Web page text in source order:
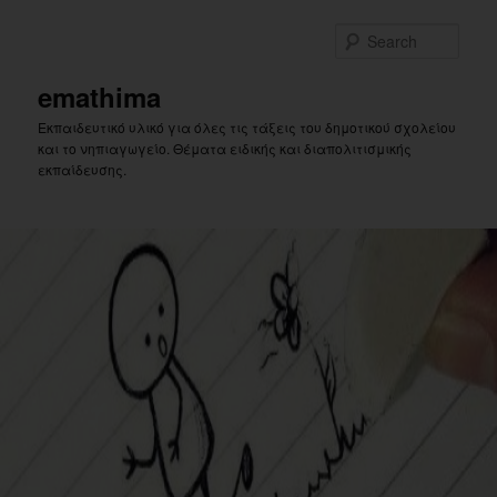
emathima
Εκπαιδευτικό υλικό για όλες τις τάξεις του δημοτικού σχολείου
και το νηπιαγωγείο. Θέματα ειδικής και διαπολιτισμικής
εκπαίδευσης.